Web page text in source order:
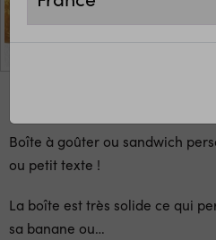
Boîte à goûter ou sandwich
ou petit texte !
La boîte est très solide ce qui
sa banane ou…